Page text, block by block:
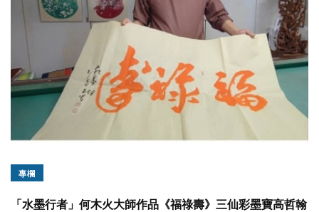
專欄
「水墨行者」何木火大師作品《福祿壽》三仙彩墨寶高哲翰